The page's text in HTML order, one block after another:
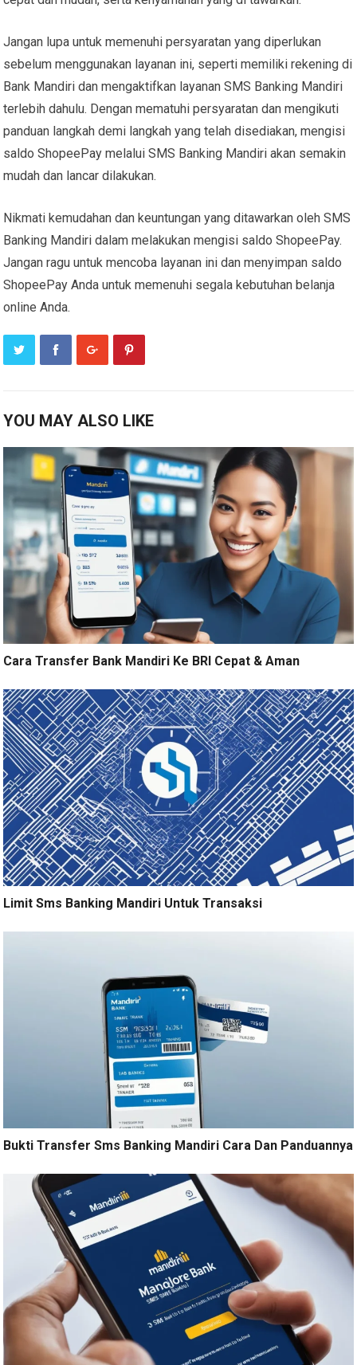
Jangan lupa untuk memenuhi persyaratan yang diperlukan
sebelum menggunakan layanan ini, seperti memiliki rekening di
Bank Mandiri dan mengaktifkan layanan SMS Banking Mandiri
terlebih dahulu. Dengan mematuhi persyaratan dan mengikuti
panduan langkah demi langkah yang telah disediakan, mengisi
saldo ShopeePay melalui SMS Banking Mandiri akan semakin
mudah dan lancar dilakukan.
Nikmati kemudahan dan keuntungan yang ditawarkan oleh SMS
Banking Mandiri dalam melakukan mengisi saldo ShopeePay.
Jangan ragu untuk mencoba layanan ini dan menyimpan saldo
ShopeePay Anda untuk memenuhi segala kebutuhan belanja
online Anda.
YOU MAY ALSO LIKE
Cara Transfer Bank Mandiri Ke BRI Cepat & Aman
Limit Sms Banking Mandiri Untuk Transaksi
Bukti Transfer Sms Banking Mandiri Cara Dan Panduannya